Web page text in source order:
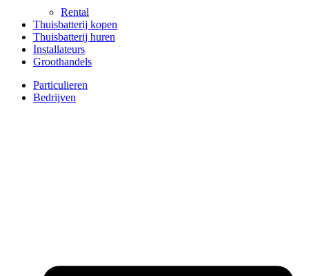
Rental
Thuisbatterij kopen
Thuisbatterij huren
Installateurs
Groothandels
Particulieren
Bedrijven